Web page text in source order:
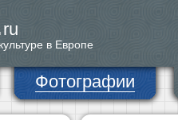
ru
в Европе
Фотографии